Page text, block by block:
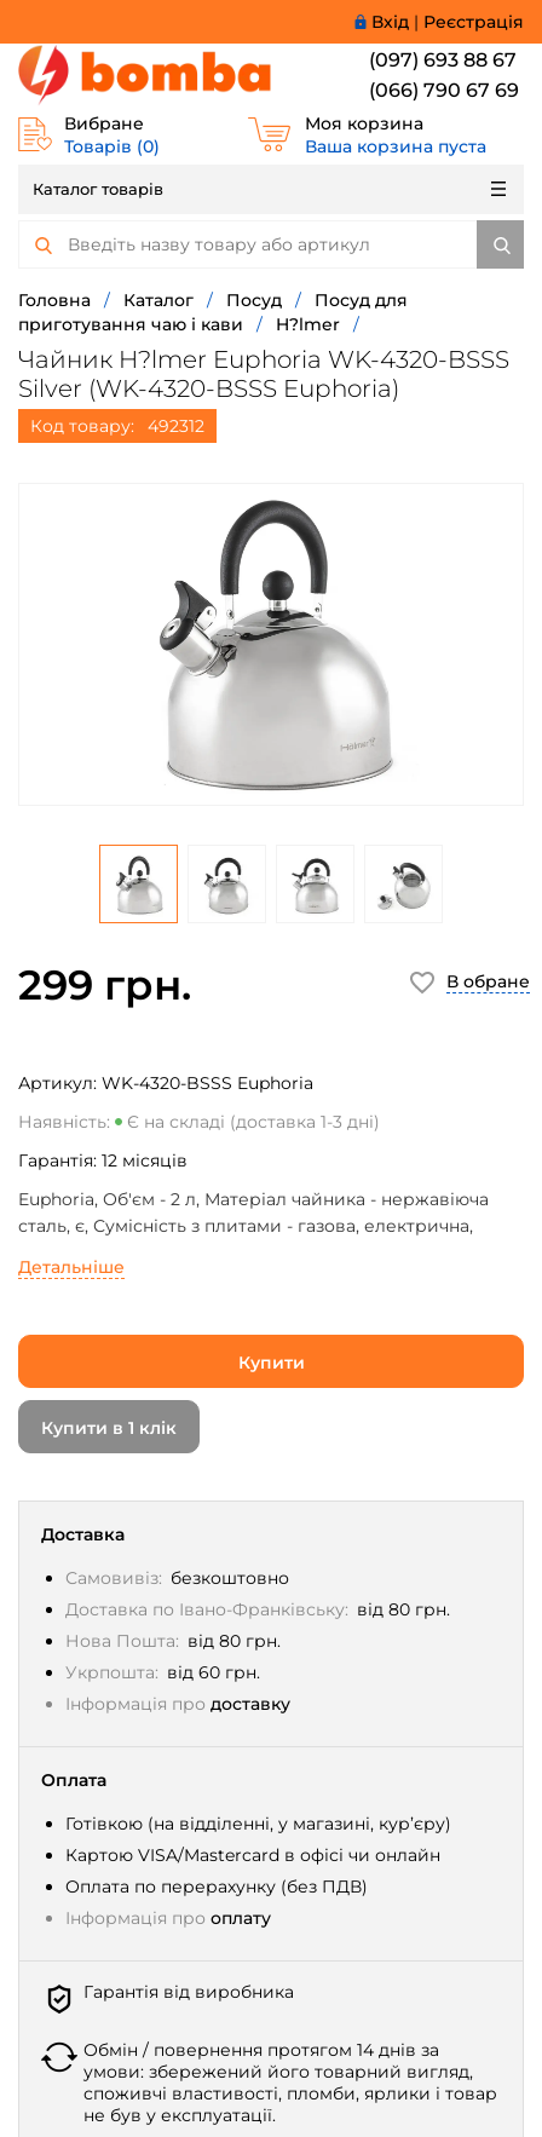
Вхід | Реєстрація
(097) 693 88 67
(066) 790 67 69
Вибране
Товарів (0)
Моя корзина
Ваша корзина пуста
Каталог товарів
Головна / Каталог / Посуд /
Посуд для
приготування чаю і кави
/ H?lmer /
Чайник H?lmer Euphoria WK-4320-BSSS
Silver (WK-4320-BSSS Euphoria)
Код товару: 492312
299 грн.
Доставка
Самовивіз: безкоштовно
Доставка по Івано-Франківську: від 80 грн.
Нова Пошта: від 80 грн.
Укрпошта: від 60 грн.
Інформація про доставку
Оплата
Готівкою (на відділенні, у магазині, кур’єру)
Картою VISA/Mastercard в офісі чи онлайн
Оплата по перерахунку (без ПДВ)
Інформація про оплату
Гарантія від виробника
Обмін / повернення протягом 14 днів за
умови: збережений його товарний вигляд,
споживчі властивості, пломби, ярлики і товар
не був у експлуатації.
Артикул: WK-4320-BSSS Euphoria
Наявність:
Є на складі (доставка 1-3 дні)
Гарантія: 12 місяців
Euphoria, Об'єм - 2 л, Матеріал чайника - нержавіюча
сталь, є, Сумісність з плитами - газова, електрична,
сріблястий, Вага - 0.472 кг
Детальніше
Купити
Купити в 1 клік
В обране